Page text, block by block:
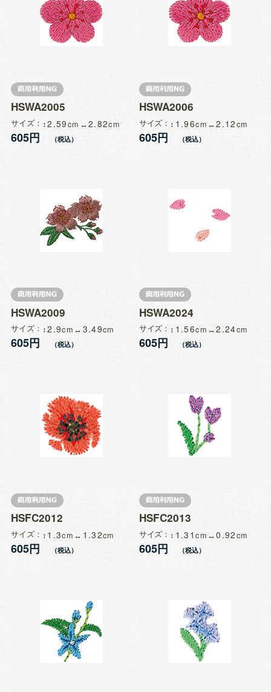
HSWA2005
サイズ 2.59 2.82
605円
HSWA2006
サイズ 1.96 2.12
605円
HSWA2009
サイズ 2.9 3.49
605円
HSWA2024
サイズ 1.56 2.24
605円
HSFC2012
サイズ 1.3 1.32
605円
HSFC2013
サイズ 1.31 0.92
605円